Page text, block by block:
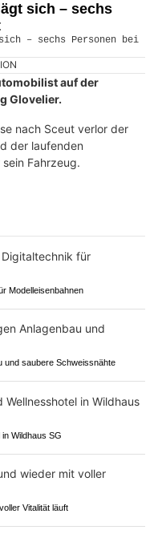
sich – sechs
auf der
Glovelier.
nach Sceut verlor der
der laufenden
Fahrzeug.
Modelleisenbahnen
und saubere Schweissnähte
Wildhaus SG
Vitalität läuft